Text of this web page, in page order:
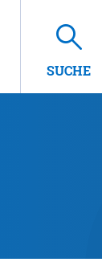
SUCHE